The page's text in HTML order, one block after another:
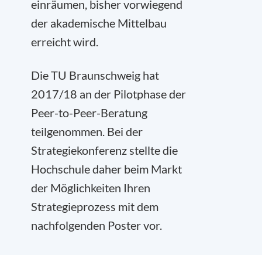
einräumen, bisher vorwiegend
der akademische Mittelbau
erreicht wird.
Die TU Braunschweig hat
2017/18 an der Pilotphase der
Peer-to-Peer-Beratung
teilgenommen. Bei der
Strategiekonferenz stellte die
Hochschule daher beim Markt
der Möglichkeiten Ihren
Strategieprozess mit dem
nachfolgenden Poster vor.